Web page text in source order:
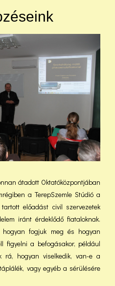
átadott Oktatóközpontjában
a TerepSzemle Stúdió a
előadást civil szervezetek
iránt érdeklődő fiataloknak.
fogjuk meg és hogyan
figyelni a befogásakor, például
rá, hogyan viselkedik, van-e a
vagy egyéb a sérülésére